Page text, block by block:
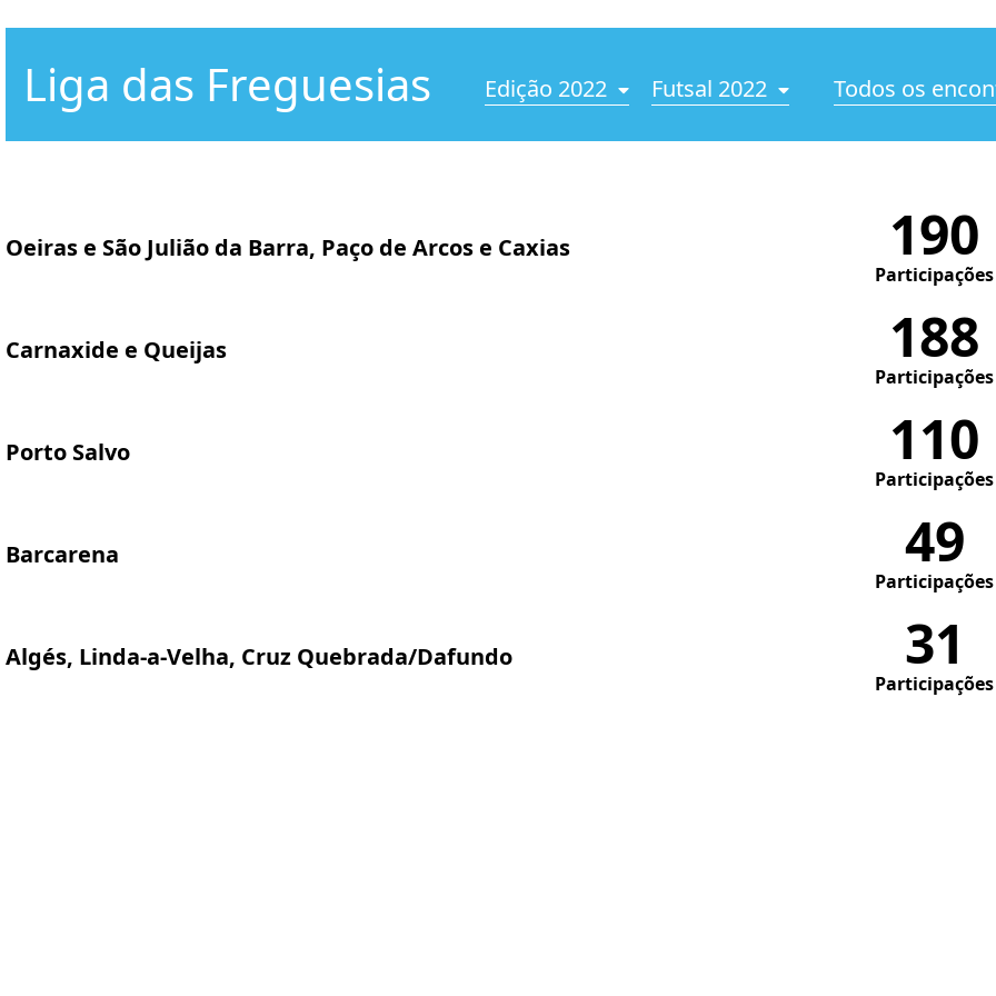
Liga das Freguesias Edição 2022 Futsal 2022 Todos os
Oeiras e São Julião da Barra, Paço de Arcos e Caxias 190
Participações
Carnaxide e Queijas 188
Participações
Porto Salvo 110
Participações
Barcarena 49
Participações
Algés, Linda-a-Velha, Cruz Quebrada/Dafundo 31
Participações